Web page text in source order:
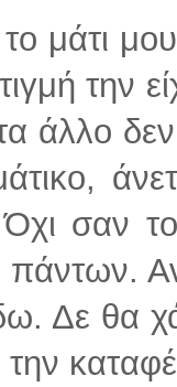
μάτι
την
άλλο
Όχι σαν
πάντων.
Δε θα
την